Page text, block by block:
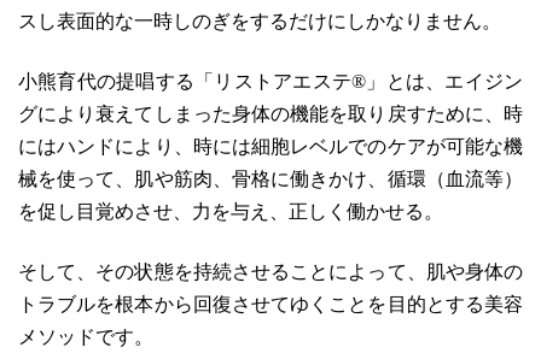
スし表面的な一時しのぎをするだけにしかなりません。
小熊育代の提唱する「リストアエステ®」とは、エイジン
グにより衰えてしまった身体の機能を取り戻すために、時
にはハンドにより、時には細胞レベルでのケアが可能な機
械を使って、肌や筋肉、骨格に働きかけ、循環（血流等）
を促し目覚めさせ、力を与え、正しく働かせる。
そして、その状態を持続させることによって、肌や身体の
トラブルを根本から回復させてゆくことを目的とする美容
メソッドです。